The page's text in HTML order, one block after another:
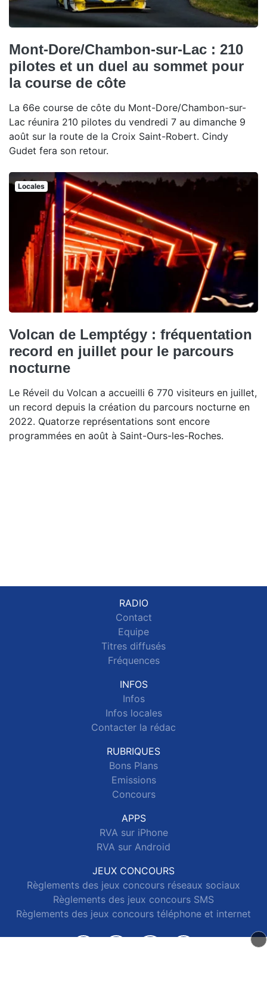
Mont-Dore/Chambon-sur-Lac : 210
pilotes et un duel au sommet pour
la course de côte
La 66e course de côte du Mont-Dore/Chambon-sur-
Lac réunira 210 pilotes du vendredi 7 au dimanche 9
août sur la route de la Croix Saint-Robert. Cindy
Gudet fera son retour.
Locales
Volcan de Lemptégy : fréquentation
record en juillet pour le parcours
nocturne
Le Réveil du Volcan a accueilli 6 770 visiteurs en juillet,
un record depuis la création du parcours nocturne en
2022. Quatorze représentations sont encore
programmées en août à Saint-Ours-les-Roches.
RADIO
Contact
Equipe
Titres diffusés
Fréquences
INFOS
Infos
Infos locales
Contacter la rédac
RUBRIQUES
Bons Plans
Emissions
Concours
APPS
RVA sur iPhone
RVA sur Android
JEUX CONCOURS
Règlements des jeux concours réseaux sociaux
Règlements des jeux concours SMS
Règlements des jeux concours téléphone et internet